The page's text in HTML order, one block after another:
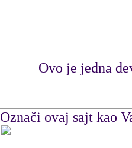
Ovo je jedna
Označi ovaj sajt kao